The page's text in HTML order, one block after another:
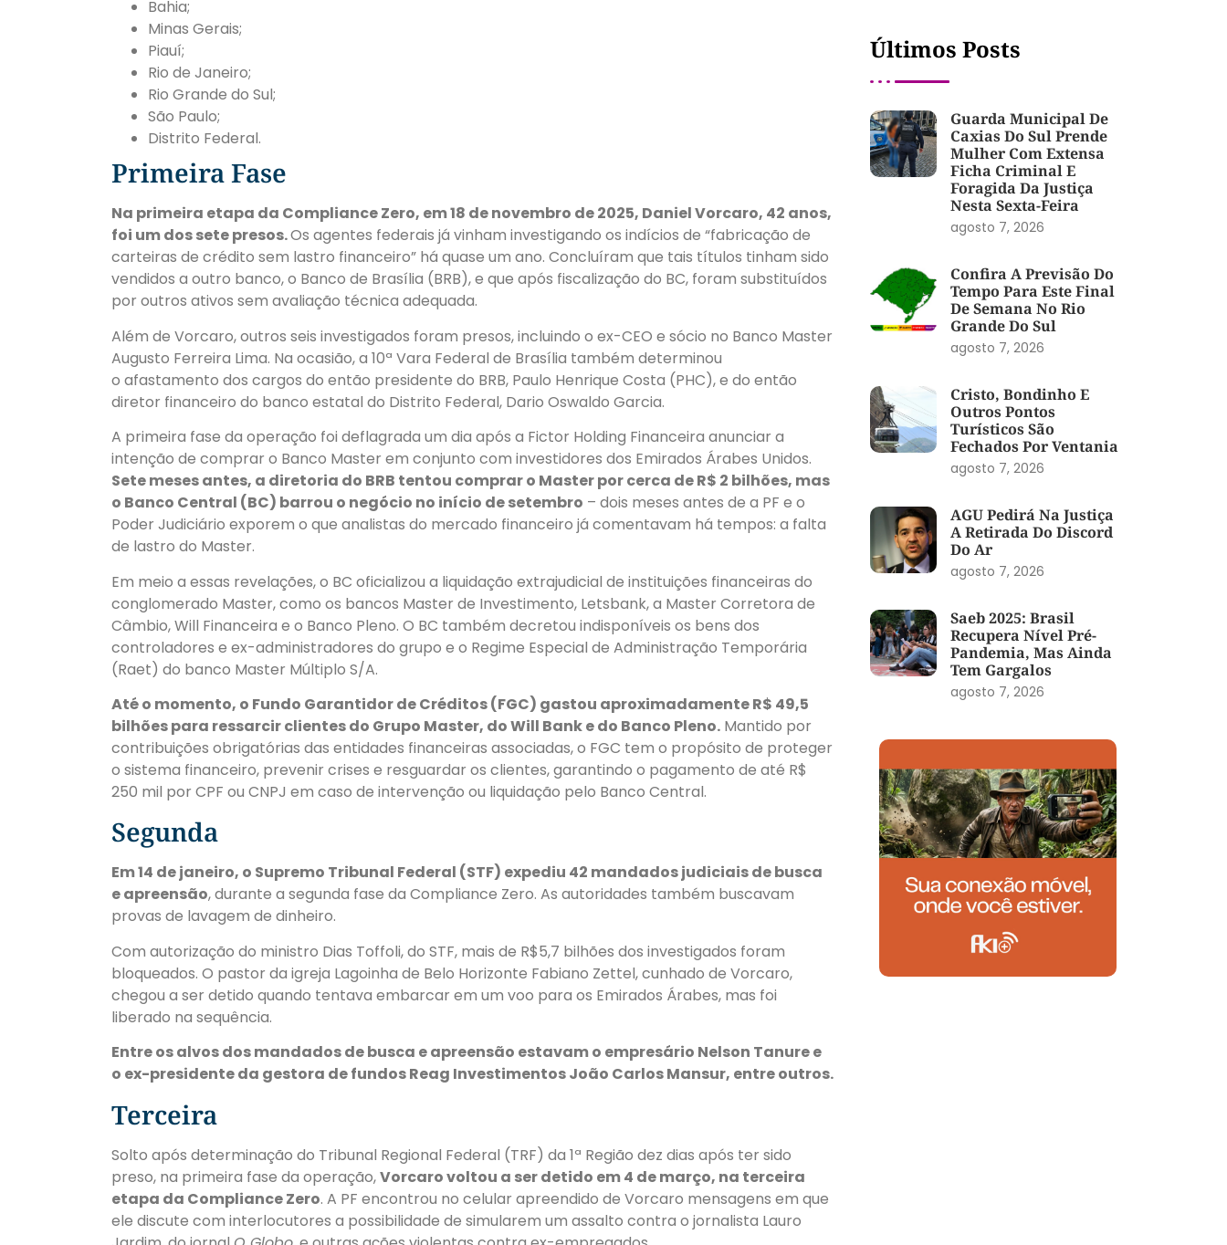
Bahia;
Minas Gerais;
Piauí;
Rio de Janeiro;
Rio Grande do Sul;
São Paulo;
Distrito Federal.
Primeira Fase
Na primeira etapa da Compliance Zero, em 18 de novembro de 2025, Daniel Vorcaro, 42 anos,
foi um dos sete presos.Os agentes federais já vinham investigando os indícios de “fabricação de
carteiras de crédito sem lastro financeiro” há quase um ano. Concluíram que tais títulos tinham sido
vendidos a outro banco, o Banco de Brasília (BRB), e que após fiscalização do BC, foram substituídos
por outros ativos sem avaliação técnica adequada.
Além de Vorcaro, outros seis investigados foram presos, incluindo o ex-CEO e sócio no Banco Master
Augusto Ferreira Lima. Na ocasião, a 10ª Vara Federal de Brasília também determinou
o afastamento dos cargos do então presidente do BRB, Paulo Henrique Costa (PHC), e do então
diretor financeiro do banco estatal do Distrito Federal, Dario Oswaldo Garcia.
A primeira fase da operação foi deflagrada um dia após a Fictor Holding Financeira anunciar a
intenção de comprar o Banco Master em conjunto com investidores dos Emirados Árabes Unidos.
Sete meses antes, a diretoria do BRB tentou comprar o Master por cerca de R$ 2 bilhões, mas
o Banco Central (BC) barrou o negócio no início de setembro – dois meses antes de a PF e o
Poder Judiciário exporem o que analistas do mercado financeiro já comentavam há tempos: a falta
de lastro do Master.
Em meio a essas revelações, o BC oficializou a liquidação extrajudicial de instituições financeiras do
conglomerado Master, como os bancos Master de Investimento, Letsbank, a Master Corretora de
Câmbio, Will Financeira e o Banco Pleno. O BC também decretou indisponíveis os bens dos
controladores e ex-administradores do grupo e o Regime Especial de Administração Temporária
(Raet) do banco Master Múltiplo S/A.
Até o momento, o Fundo Garantidor de Créditos (FGC) gastou aproximadamente R$ 49,5
bilhões para ressarcir clientes do Grupo Master, do Will Bank e do Banco Pleno. Mantido por
contribuições obrigatórias das entidades financeiras associadas, o FGC tem o propósito de proteger
o sistema financeiro, prevenir crises e resguardar os clientes, garantindo o pagamento de até R$
250 mil por CPF ou CNPJ em caso de intervenção ou liquidação pelo Banco Central.
Segunda
Em 14 de janeiro, o Supremo Tribunal Federal (STF) expediu 42 mandados judiciais de busca
e apreensão, durante a segunda fase da Compliance Zero. As autoridades também buscavam
provas de lavagem de dinheiro.
Com autorização do ministro Dias Toffoli, do STF, mais de R$5,7 bilhões dos investigados foram
bloqueados. O pastor da igreja Lagoinha de Belo Horizonte Fabiano Zettel, cunhado de Vorcaro,
chegou a ser detido quando tentava embarcar em um voo para os Emirados Árabes, mas foi
liberado na sequência.
Entre os alvos dos mandados de busca e apreensão estavam o empresário Nelson Tanure e
o ex-presidente da gestora de fundos Reag Investimentos João Carlos Mansur, entre outros.
Terceira
Solto após determinação do Tribunal Regional Federal (TRF) da 1ª Região dez dias após ter sido
preso, na primeira fase da operação,Vorcaro voltou a ser detido em 4 de março, na terceira
etapa da Compliance Zero. A PF encontrou no celular apreendido de Vorcaro mensagens em que
ele discute com interlocutores a possibilidade de simularem um assalto contra o jornalista Lauro
Últimos Posts
Guarda Municipal De
Caxias Do Sul Prende
Mulher Com Extensa
Ficha Criminal E
Foragida Da Justiça
Nesta Sexta-Feira
agosto 7, 2026
Confira A Previsão Do
Tempo Para Este Final
De Semana No Rio
Grande Do Sul
agosto 7, 2026
Cristo, Bondinho E
Outros Pontos
Turísticos São
Fechados Por Ventania
agosto 7, 2026
AGU Pedirá Na Justiça
A Retirada Do Discord
Do Ar
agosto 7, 2026
Saeb 2025: Brasil
Recupera Nível Pré-
Pandemia, Mas Ainda
Tem Gargalos
agosto 7, 2026